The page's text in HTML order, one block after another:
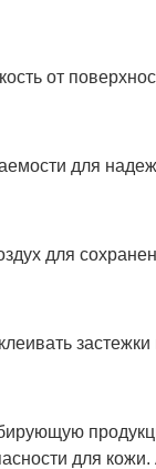
от
для
для
застежки
для